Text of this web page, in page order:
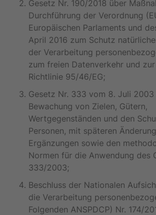
Gesetz Nr. 190/2018 über
Durchführung der Verordnung
Europäischen Parlaments und
April 2016 zum Schutz
der Verarbeitung
zum freien Datenverkehr und
Richtlinie 95/46/EG;
Gesetz Nr. 333 vom 8. Juli
Bewachung von Zielen, Gütern,
Wertgegenständen und den
Personen, mit späteren
Ergänzungen sowie den
Normen für die Anwendung des
333/2003;
Beschluss der Nationalen
die Verarbeitung
Folgenden ANSPDCP) Nr. 174/